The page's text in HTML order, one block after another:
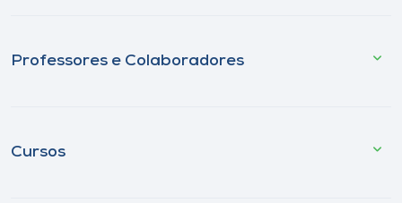
Professores e Colaboradores
Cursos